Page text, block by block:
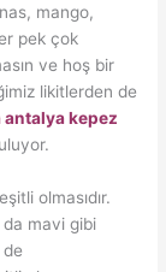
mango,
pek çok
ve hoş bir
likitlerden de
kepez
olmasıdır.
da mavi gibi
de